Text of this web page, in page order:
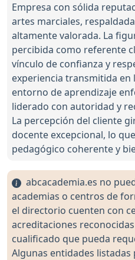
Empresa con sólida
artes marciales,
altamente valorada. La
percibida como referente
vínculo de confianza y
experiencia transmitida en
entorno de aprendizaje
liderado con autoridad y
La percepción del cliente
docente excepcional, lo
pedagógico coherente y
abcacademia.es no
academias o centros de
el directorio cuenten con
acreditaciones
cualificado que pueda
Algunas entidades